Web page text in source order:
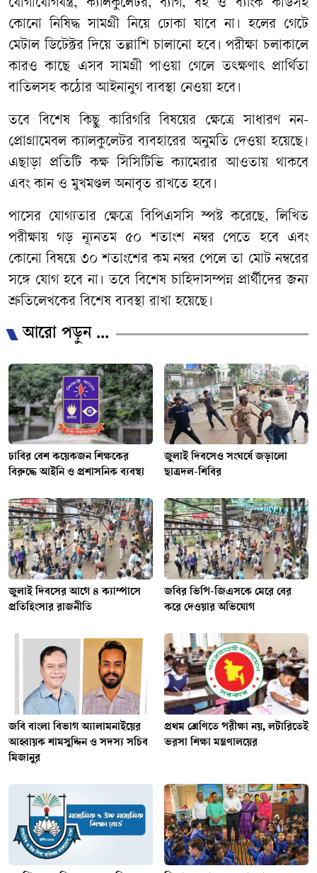
যোগাযোগযন্ত্র, ক্যালকুলেটর, ব্যাগ, বই ও ব্যাংক কার্ডসহ
কোনো নিষিদ্ধ সামগ্রী নিয়ে ঢোকা যাবে না। হলের গেটে
মেটাল ডিটেক্টর দিয়ে তল্লাশি চালানো হবে। পরীক্ষা চলাকালে
কারও কাছে এসব সামগ্রী পাওয়া গেলে তৎক্ষণাৎ প্রার্থিতা
বাতিলসহ কঠোর আইনানুগ ব্যবস্থা নেওয়া হবে।
তবে বিশেষ কিছু কারিগরি বিষয়ের ক্ষেত্রে সাধারণ নন-
প্রোগ্রামেবল ক্যালকুলেটর ব্যবহারের অনুমতি দেওয়া হয়েছে।
এছাড়া প্রতিটি কক্ষ সিসিটিভি ক্যামেরার আওতায় থাকবে
এবং কান ও মুখমণ্ডল অনাবৃত রাখতে হবে।
পাসের যোগ্যতার ক্ষেত্রে বিপিএসসি স্পষ্ট করেছে,লিখিত
পরীক্ষায় গড় ন্যূনতম ৫০ শতাংশ নম্বর পেতে হবে
এবং
কোনো বিষয়ে ৩০ শতাংশের কম নম্বর পেলে তা মোট নম্বরের
সঙ্গে যোগ হবে না। তবে বিশেষ চাহিদাসম্পন্ন প্রার্থীদের জন্য
শ্রুতিলেখকের বিশেষ ব্যবস্থা রাখা হয়েছে।
আরো পড়ুন ...
ঢাবির বেশ কয়েকজন শিক্ষকের
বিরুদ্ধে আইনি ও প্রশাসনিক ব্যবস্থা
জুলাই দিবসেও সংঘর্ষে জড়ালো
ছাত্রদল-শিবির
জুলাই দিবসের আগে ৪ ক্যাম্পাসে
প্রতিহিংসার রাজনীতি
জবির ভিপি-জিএসকে মেরে বের
করে দেওয়ার অভিযোগ
জ‌বি বাংলা বিভাগ অ‍্যালামনাইয়ের
আহ্বায়ক শামসুদ্দিন ও সদস্য সচিব
মিজানুর
প্রথম শ্রেণিতে পরীক্ষা নয়, লটারিতেই
ভরসা শিক্ষা মন্ত্রণালয়ের